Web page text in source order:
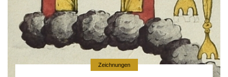
Zeichnungen